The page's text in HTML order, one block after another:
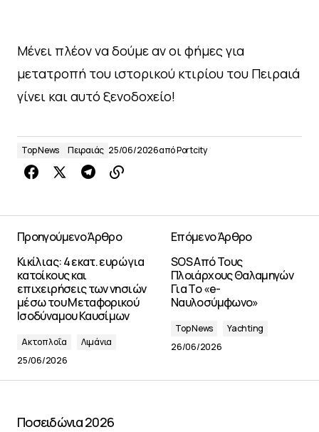
Μένει πλέον να δούμε αν οι φήμες για
μετατροπή του ιστορικού κτιρίου του Πειραιά
γίνει και αυτό ξενοδοχείο!
Top News Πειραιάς 25/06/2026απόPortcity
Προηγούμενο Άρθρο
Κικίλιας: 4 εκατ. ευρώ για
κατοίκους και
επιχειρήσεις των νησιών
μέσω του Μεταφορικού
Ισοδύναμου Καυσίμων
Ακτοπλοΐα
Λιμάνια
25/06/2026
Επόμενο Άρθρο
SOS Από Τους
Πλοιάρχους Θαλαμηγών
Για Το «e-
Ναυλοσύμφωνο»
Top News
Yachting
26/06/2026
Ποσειδώνια 2026